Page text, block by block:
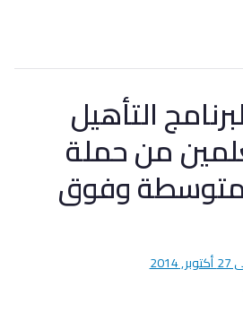
التأهيل
من حملة
وفوق
27 أكتوبر, 2014